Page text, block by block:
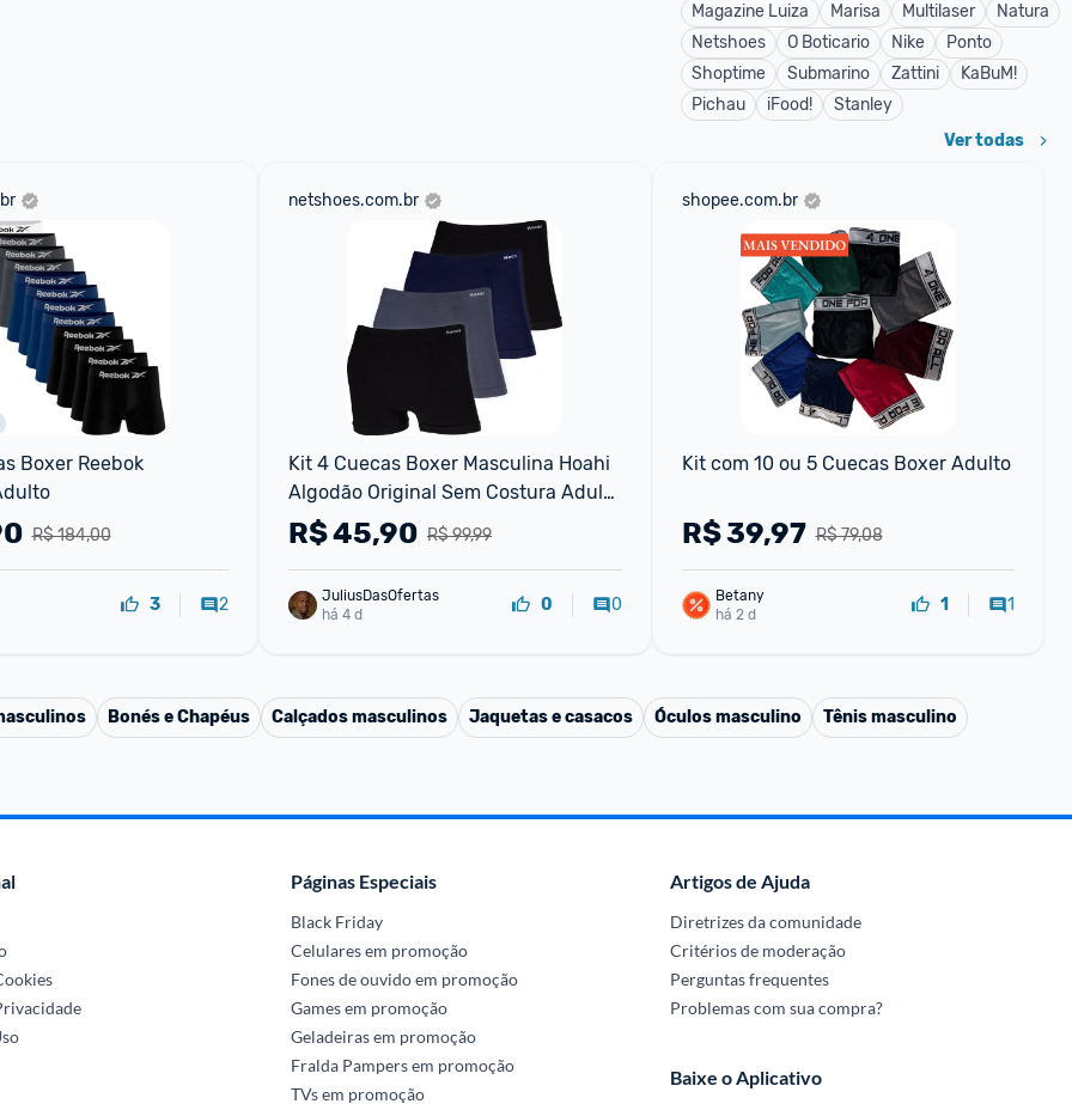
Magazine Luiza
Marisa Multilaser
Natura
Netshoes
O Boticario Nike
Ponto
Shoptime
Submarino Zattini
KaBuM!
Pichau
iFood! Stanley
Ver todas
Boxer Reebok
R$ 184,00
3 2
netshoes.com.br
Kit 4 Cuecas Boxer Masculina Hoahi
Algodão Original Sem Costura Adulto
Respirável Macia - Preto+Marinho
R$ 99,99
R$45,90
JuliusDasOfertas
há 4 d
0 0
shopee.com.br
Kit com 10 ou 5 Cuecas Boxer Adulto
R$ 79,08
R$39,97
Betany
há 2 d
1 1
Bonés e Chapéus Calçados masculinos Jaquetas e casacos Óculos masculino Tênis masculino
Páginas Especiais
Black Friday
Celulares em promoção
Fones de ouvido em promoção
Games em promoção
Geladeiras em promoção
Fralda Pampers em promoção
TVs em promoção
Artigos de Ajuda
Diretrizes da comunidade
Critérios de moderação
Perguntas frequentes
Problemas com sua compra?
Baixe o Aplicativo